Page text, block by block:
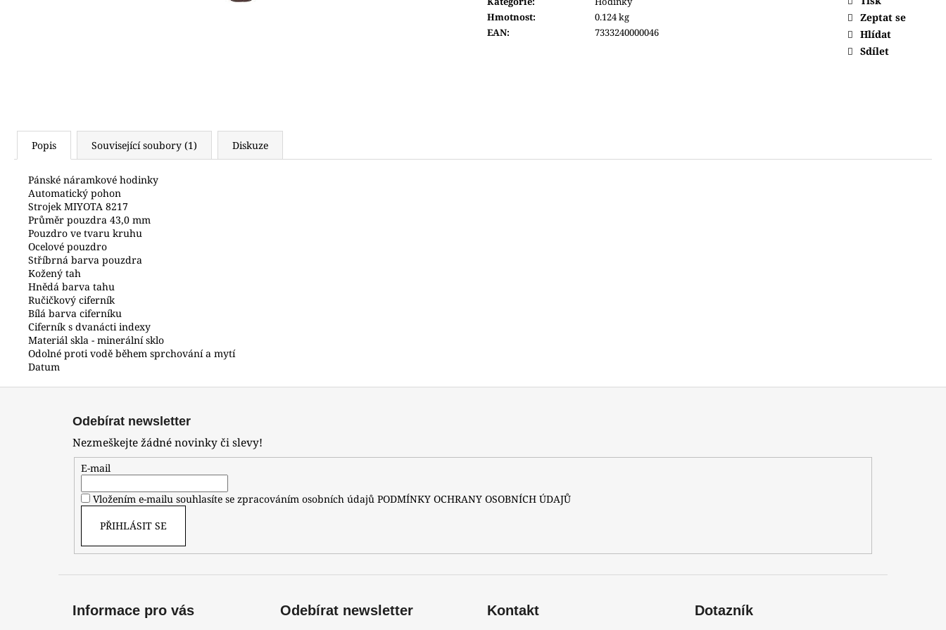
Hmotnost:
0.124 kg
EAN: 7333240000046
Zeptat se
Hlídat
Sdílet
Popis Související soubory (1) Diskuze
Pánské náramkové hodinky
Automatický pohon
Strojek MIYOTA 8217
Průměr pouzdra 43,0 mm
Pouzdro ve tvaru kruhu
Ocelové pouzdro
Stříbrná barva pouzdra
Kožený tah
Hnědá barva tahu
Ručičkový ciferník
Bílá barva ciferníku
Ciferník s dvanácti indexy
Materiál skla - minerální sklo
Odolné proti vodě během sprchování a mytí
Datum
Odebírat newsletter
Nezmeškejte žádné novinky či slevy!
E-mail
Vložením e-mailu souhlasíte se zpracováním osobních údajů PODMÍNKY OCHRANY OSOBNÍCH ÚDAJŮ
PŘIHLÁSIT SE
Informace pro vás Odebírat newsletter Kontakt Dotazník